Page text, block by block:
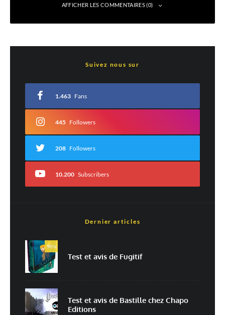
AFFICHER LES COMMENTAIRES (0)
*
Commentaire*
*
Enregistrer mon nom, mon e-mail et mon site dans le navigateur pour
Suivez nous sur
1.463 Fans
445 Followers
208 Followers
10.200 Subscribers
Dernier articles
90%
Test et avis de Fugitif
Test et avis de Bastille chez Chapo
Editions